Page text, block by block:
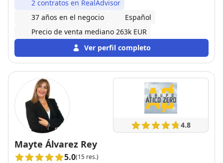
2 contratos en RealAdvisor
37 años en el negocio
Español
Precio de venta mediano 263k EUR
Ver perfil completo
4.8
Mayte Álvarez Rey
5.0(15 res.)